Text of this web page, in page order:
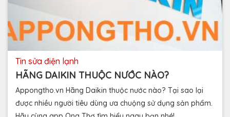
tin sửa điện lạnh
HÃNG DAIKIN THUỘC NƯỚC NÀO?
Appongtho.vn Hãng Daikin thuộc nước nào? Tại sao lại
được nhiều người tiêu dùng ưa chuộng sử dụng sản phẩm.